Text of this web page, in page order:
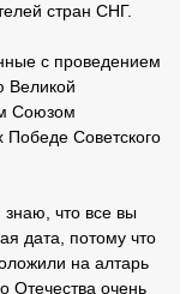
стран СНГ.
с проведением
Великой
Союзом
Советского
знаю, что все вы
дата, потому что
на алтарь
Отечества очень